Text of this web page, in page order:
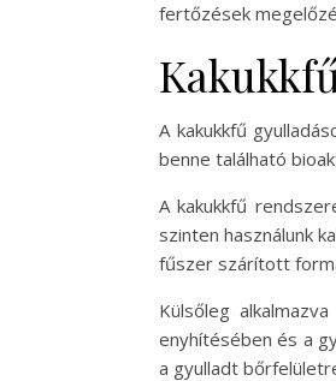
fertőzések
A kakukkfű
benne található
A kakukkfű
szinten használunk
fűszer szárított
Külsőleg
enyhítésében és a
a gyulladt